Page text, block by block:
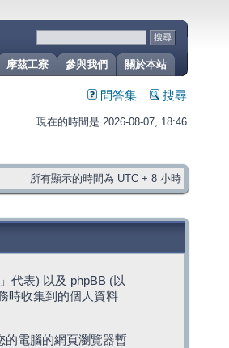
關於本站
參與我們
摩茲工寮
問答集 搜尋
現在的時間是 2026-08-07, 18:46
所有顯示的時間為 UTC + 8 小時
代表) 以及 phpBB (以
時收集到的個人資料
的電腦的網頁瀏覽器暫